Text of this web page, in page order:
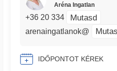
Aréna Ingatlan
+36 20 334 Mutasd
arenaingatlanok@
IDŐPONTOT KÉREK